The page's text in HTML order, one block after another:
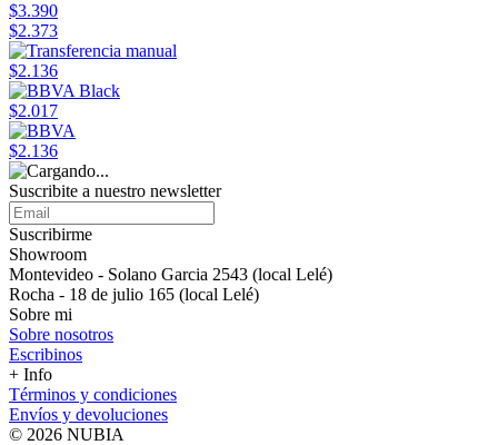
$3.390
$2.373
$2.136
$2.017
$2.136
Suscribite a nuestro newsletter
Suscribirme
Showroom
Montevideo - Solano Garcia 2543 (local Lelé)
Rocha - 18 de julio 165 (local Lelé)
Sobre mi
Sobre nosotros
Escribinos
+ Info
Términos y condiciones
Envíos y devoluciones
© 2026 NUBIA